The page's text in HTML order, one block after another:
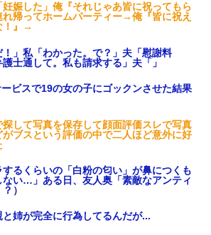
妊娠した」俺『それじゃあ皆に祝ってもら
帰ってホームパーティー→俺『皆に祝え
！』→
！」私「わかった。で？」夫「慰謝料
士通して。私も請求する」夫「」
ビスで19の女の子にゴックンさせた結果
して写真を保存して顔面評価スレで写真
ブスという評価の中で二人ほど意外に好
るくらいの「白粉の匂い」が鼻につくも
ない…」ある日、友人奥「素敵なアンティ
）
と姉が完全に行為してるんだが...